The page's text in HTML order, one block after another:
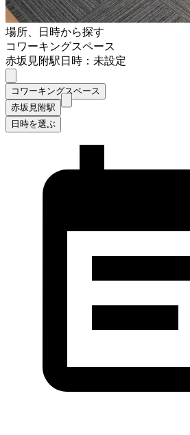
場所、日時から探す
コワーキングスペース
赤坂見附駅日時：未設定
コワーキングスペース
赤坂見附駅
日時を選ぶ